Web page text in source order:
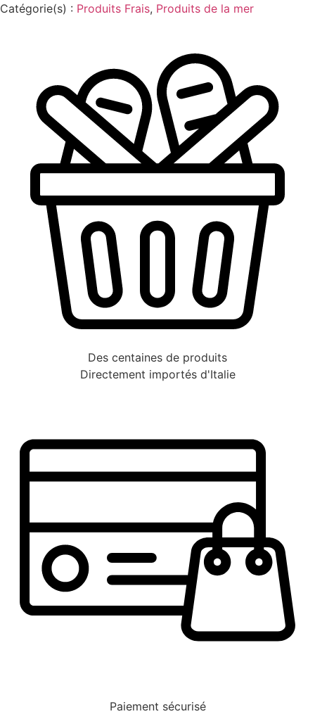
Catégorie(s) : Produits Frais, Produits de la mer
Des centaines de produits
Directement importés d'Italie
Paiement sécurisé